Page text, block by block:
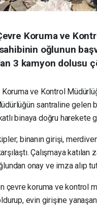
Koruma ve
oğlunun
3 kamyon dolusu
ve Kontrol
santraline
binaya doğru harekete
binanın girişi,
Çalışmaya
onay ve imza alıp
çevre koruma ve kontrol
evin girişine